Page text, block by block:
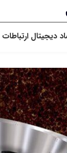
دیجیتال ارتباطات